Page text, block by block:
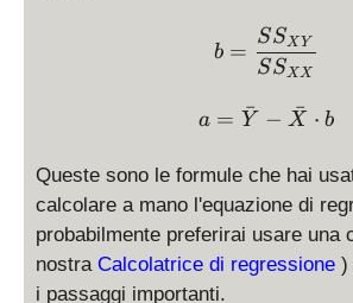
b =
b =
SSXX
SSX Y
a =
a = Y
ˉ − X
ˉ ⋅ b
Queste sono le formule che hai
calcolare a mano l'equazione di
probabilmente preferirai usare una
nostra Calcolatrice di regressione )
i passaggi importanti.